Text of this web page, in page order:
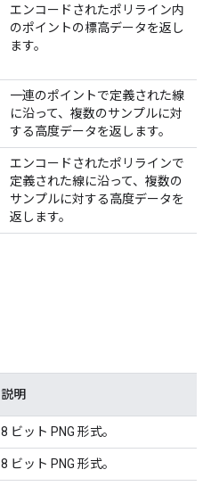
エンコードされたポリライン内
のポイントの標高データを返し
ます。
一連のポイントで定義された線
に沿って、複数のサンプルに対
する高度データを返します。
エンコードされたポリラインで
定義された線に沿って、複数の
サンプルに対する高度データを
返します。
説明
8 ビット PNG 形式。
8 ビット PNG 形式。